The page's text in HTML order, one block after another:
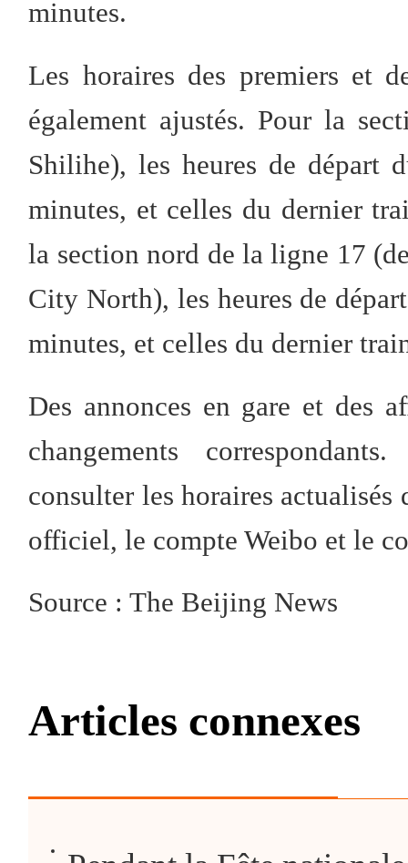
minutes.
Les horaires des premiers et
également ajustés. Pour la
Shilihe), les heures de départ
minutes, et celles du dernier
la section nord de la ligne 17
City North), les heures de
minutes, et celles du dernier
Des annonces en gare et des
changements
consulter les horaires
officiel, le compte Weibo et le
Source : The Beijing News
Articles connexes